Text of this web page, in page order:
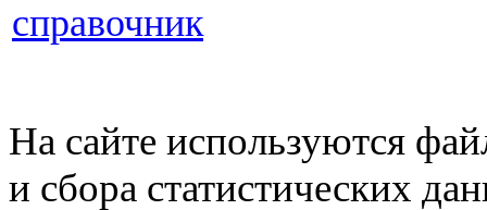
справочник
На сайте используются
и сбора статистических